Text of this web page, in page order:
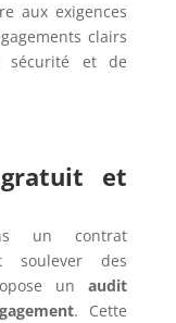
aux exigences
clairs
sécurité et de
et
un contrat
soulever des
unaudit
. Cette